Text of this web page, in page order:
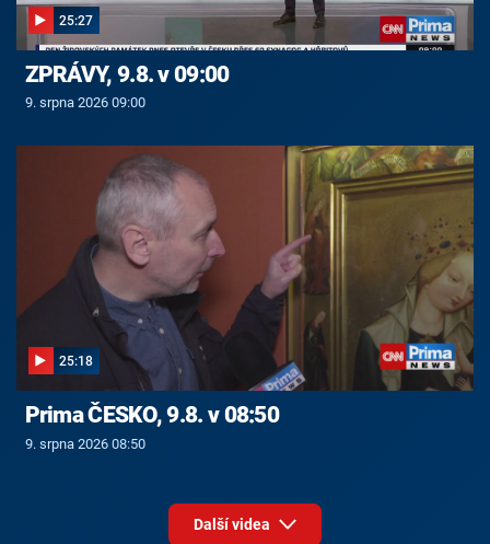
25:27
ZPRÁVY, 9.8. v 09:00
9. srpna 2026 09:00
25:18
Prima ČESKO, 9.8. v 08:50
9. srpna 2026 08:50
Další videa